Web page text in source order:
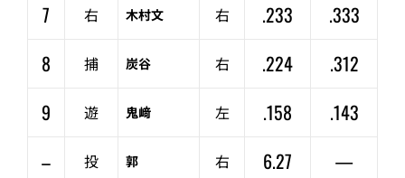
7
右 木村文 右 .233
.333
8
捕 炭谷 右 .224
.312
9
遊 鬼﨑 左 .158
.143
–
投 郭 右 6.27 —